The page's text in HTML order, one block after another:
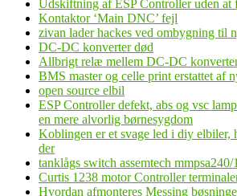
Udskiftning af ESP Controller uden at
Kontaktor ‘Main DNC’ fejl
zivan lader hackes ved ombygning til
DC-DC konverter død
Allbrigt relæ mellem DC-DC
BMS master og celle print erstattet af
open source elbil
ESP Controller defekt, abs og vsc
en mere alvorlig børnesygdom
Koblingen er et svage led i diy elbiler,
der
tanklågs switch assemtech mmpsa240/1
Curtis 1238 motor Controller
Hvordan afmonteres Messing